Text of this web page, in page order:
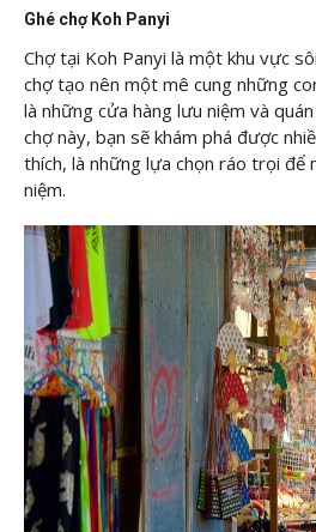
Ghé chợ Koh Panyi
Chợ tại Koh Panyi là một khu vực
chợ tạo nên một mê cung những
là những cửa hàng lưu niệm và
chợ này, bạn sẽ khám phá được
thích, là những lựa chọn ráo trọi để
niệm.